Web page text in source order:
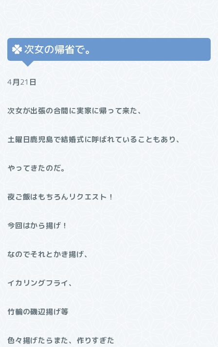
次女の帰省で。
4月21 日
次女が出張の合間に実家に帰って来た、
土曜日鹿児島で結婚式に呼ばれていることもあり、
やってきたのだ。
夜ご飯はもちろんリクエスト！
今回はから揚げ！
なのでそれとかき揚げ、
イカリングフライ、
竹輪の磯辺揚げ等
色々揚げたらまた、作りすぎた